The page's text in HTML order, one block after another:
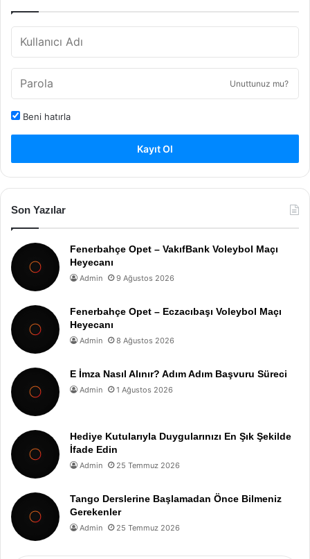
Unuttunuz mu?
Beni hatırla
Kayıt Ol
Son Yazılar
Fenerbahçe Opet – VakıfBank Voleybol Maçı
Heyecanı
Admin 9 Ağustos 2026
Fenerbahçe Opet – Eczacıbaşı Voleybol Maçı
Heyecanı
Admin 8 Ağustos 2026
E İmza Nasıl Alınır? Adım Adım Başvuru Süreci
Admin 1 Ağustos 2026
Hediye Kutularıyla Duygularınızı En Şık Şekilde
İfade Edin
Admin 25 Temmuz 2026
Tango Derslerine Başlamadan Önce Bilmeniz
Gerekenler
Admin 25 Temmuz 2026